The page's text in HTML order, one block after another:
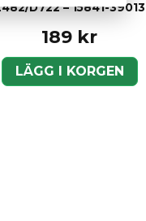
D722 – 15841-39013
189 kr
LÄGG I KORGEN